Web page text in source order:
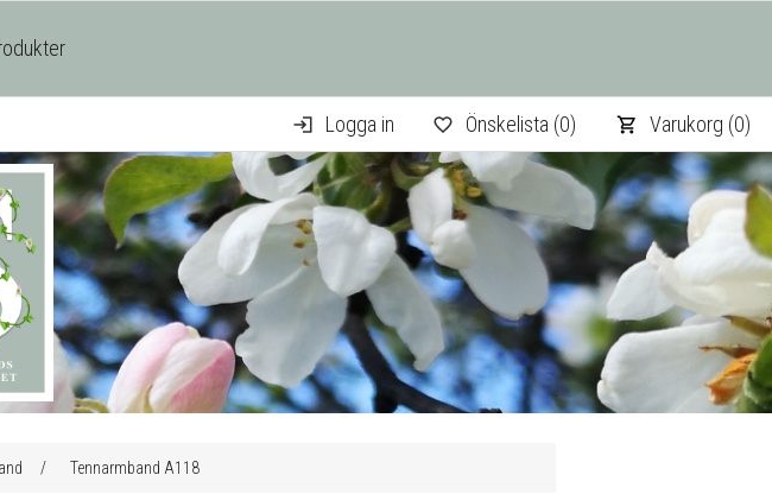
Logga in Önskelista (0) Varukorg (0)
/ Tennarmband A118